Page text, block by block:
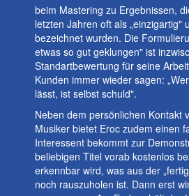
beim Mastering zu Ergebnissen,
letzten Jahren oft als „einzigartig"
bezeichnet wurden. Die
etwas so gut geklungen" ist
Standartbewertung für seine
Kunden immer wieder sagen:
lässt, ist selbst schuld".
Neben dem persönlichen Kontakt
Musiker bietet Eroc zudem einen
Interessent bekommt zur
beliebigen Titel vorab kostenlos
erkennbar wird, was aus der
noch rauszuholen ist. Dann erst